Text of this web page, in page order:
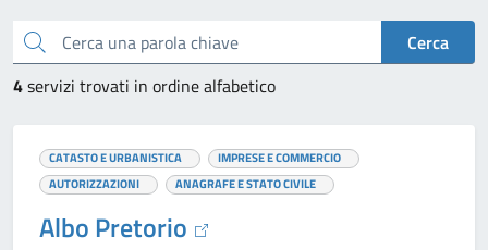
Cerca una parola chiave
Cerca
4servizi trovati in ordine alfabetico
CATASTO E URBANISTICA
IMPRESE E COMMERCIO
AUTORIZZAZIONI
ANAGRAFE E STATO CIVILE
Albo Pretorio